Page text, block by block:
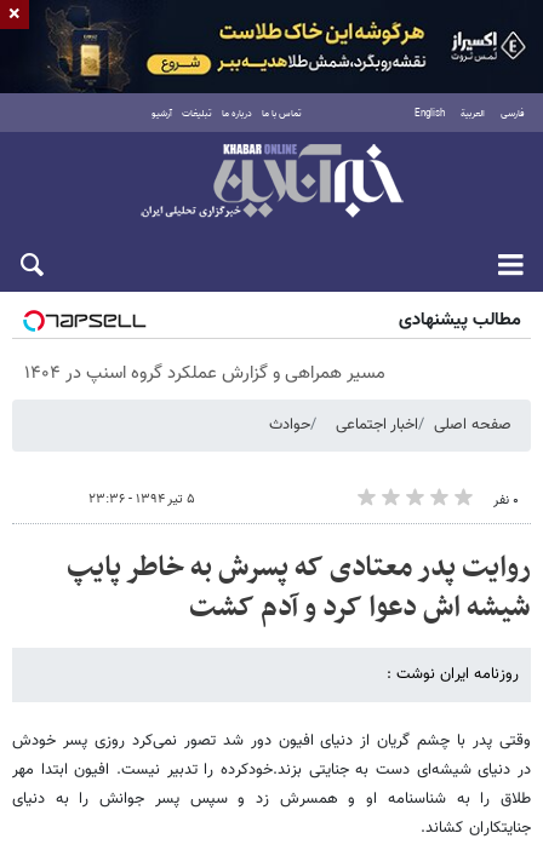
فارسی العربية English تماس با ما درباره ما تبلیغات آرشیو
پنجشنبه ۱۵ مرداد ۱۴۰۵
مطالب پیشنهادی
مسیر همراهی و گزارش عملکرد گروه اسنپ در ۱۴۰۴
صفحه اصلی اخبار اجتماعی حوادث
۰ نفر ۵ تیر ۱۳۹۴ - ۲۳:۳۶
روایت پدر معتادی که پسرش به خاطر پایپ
شیشه اش دعوا کرد و آدم کشت
روزنامه ایران نوشت :
وقتی پدر با چشم گریان از دنیای افیون دور شد تصور نمی‌کرد روزی پسر خودش
در دنیای شیشه‌ای دست به جنایتی بزند.خودکرده را تدبیر نیست. افیون ابتدا مهر
طلاق را به شناسنامه او و همسرش زد و سپس پسر جوانش را به دنیای
جنایتکاران کشاند.
×